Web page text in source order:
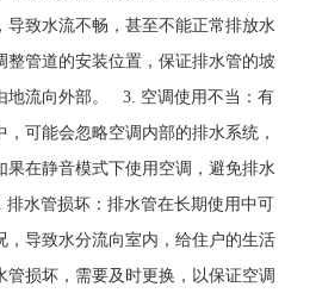
导致水流不畅，甚至不能正常排放水
整管道的安装位置，保证排水管的坡
地流向外部。 3. 空调使用不当：有
可能会忽略空调内部的排水系统，
果在静音模式下使用空调，避免排水
水管损坏：排水管在长期使用中可
，导致水分流向室内，给住户的生活
管损坏，需要及时更换，以保证空调